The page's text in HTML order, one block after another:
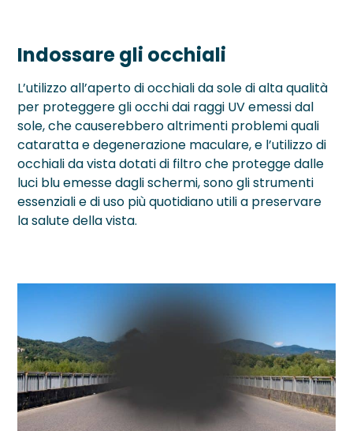
Indossare gli occhiali
L’utilizzo all’aperto di occhiali da sole di alta qualità
per proteggere gli occhi dai raggi UV emessi dal
sole, che causerebbero altrimenti problemi quali
cataratta e degenerazione maculare, e l’utilizzo di
occhiali da vista dotati di filtro che protegge dalle
luci blu emesse dagli schermi, sono gli strumenti
essenziali e di uso più quotidiano utili a preservare
la salute della vista.